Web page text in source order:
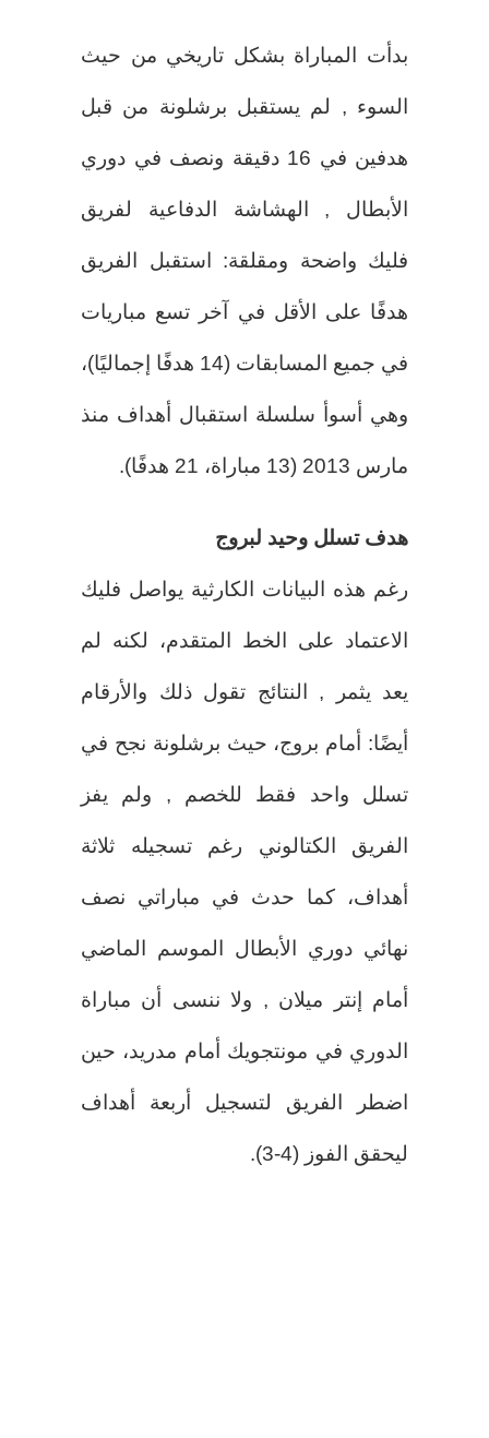
بدأت المباراة بشكل تاريخي من حيث
السوء , لم يستقبل برشلونة من قبل
هدفين في 16 دقيقة ونصف في دوري
الأبطال , الهشاشة الدفاعية لفريق
فليك واضحة ومقلقة: استقبل الفريق
هدفًا على الأقل في آخر تسع مباريات
في جميع المسابقات (14 هدفًا إجماليًا)،
وهي أسوأ سلسلة استقبال أهداف منذ
مارس 2013 (13 مباراة، 21 هدفًا).
هدف تسلل وحيد لبروج
رغم هذه البيانات الكارثية يواصل فليك
الاعتماد على الخط المتقدم، لكنه لم
يعد يثمر , النتائج تقول ذلك والأرقام
أيضًا: أمام بروج، حيث برشلونة نجح في
تسلل واحد فقط للخصم , ولم يفز
الفريق الكتالوني رغم تسجيله ثلاثة
أهداف، كما حدث في مباراتي نصف
نهائي دوري الأبطال الموسم الماضي
أمام إنتر ميلان , ولا ننسى أن مباراة
الدوري في مونتجويك أمام مدريد، حين
اضطر الفريق لتسجيل أربعة أهداف
ليحقق الفوز (4-3).